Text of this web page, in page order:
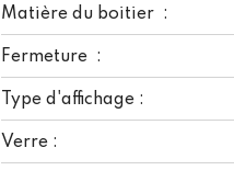
Matière du boitier :
Fermeture :
Type d'affichage :
Verre :